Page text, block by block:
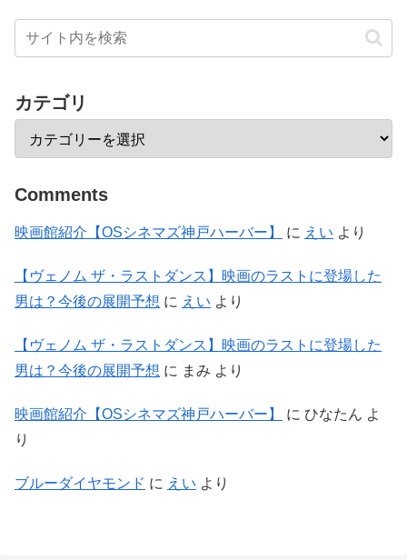
カテゴリ
Comments
映画館紹介【OSシネマズ神戸ハーバー】 に えい より
【ヴェノム ザ・ラストダンス】映画のラストに登場した
男は？今後の展開予想 に えい より
【ヴェノム ザ・ラストダンス】映画のラストに登場した
男は？今後の展開予想 に まみ より
映画館紹介【OSシネマズ神戸ハーバー】 に ひなたん よ
り
ブルーダイヤモンド に えい より